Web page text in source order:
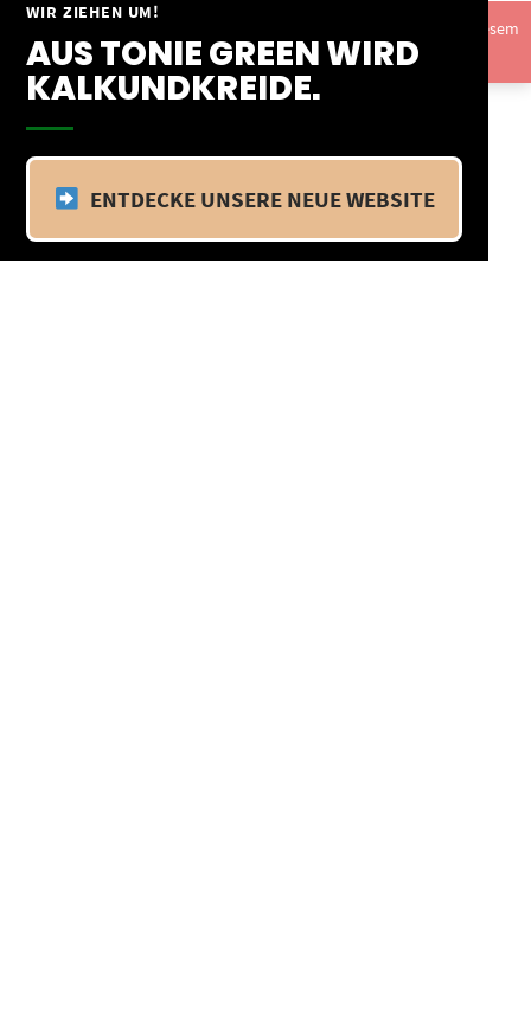
WIR ZIEHEN UM!
AUS TONIE GREEN WIRD
KALKUNDKREIDE.
ENTDECKE UNSERE NEUE WEBSITE
Springe
Inhalt
Vom 09.04.25 - 20.04.25 befinden wir uns im Betriebsurlaub. In diesem
Zeitraum findet kein Versand statt.Ausblenden